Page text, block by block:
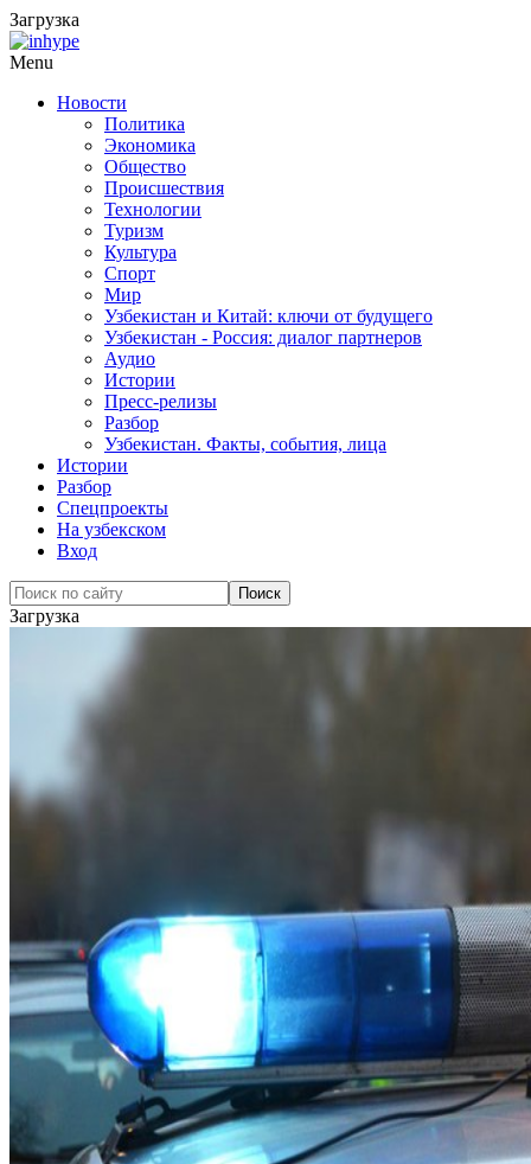
Загрузка
Menu
Новости
Политика
Экономика
Общество
Происшествия
Технологии
Туризм
Культура
Спорт
Мир
Узбекистан и Китай: ключи от будущего
Узбекистан - Россия: диалог партнеров
Аудио
Истории
Пресс-релизы
Разбор
Узбекистан. Факты, события, лица
Истории
Разбор
Спецпроекты
На узбекском
Вход
Загрузка